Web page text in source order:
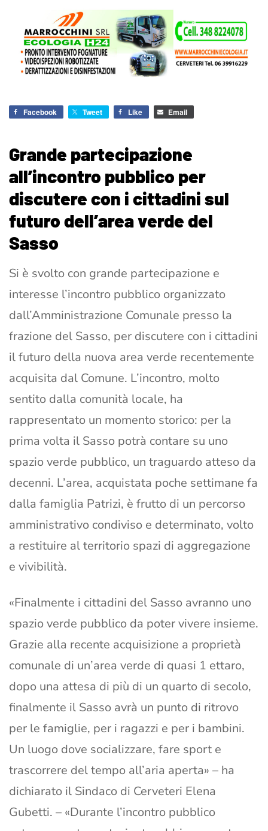
Facebook Tweet Like Email
Grande partecipazione
all’incontro pubblico per
discutere con i cittadini sul
futuro dell’area verde del
Sasso
Si è svolto con grande partecipazione e
interesse l’incontro pubblico organizzato
dall’Amministrazione Comunale presso la
frazione del Sasso, per discutere con i cittadini
il futuro della nuova area verde recentemente
acquisita dal Comune. L’incontro, molto
sentito dalla comunità locale, ha
rappresentato un momento storico: per la
prima volta il Sasso potrà contare su uno
spazio verde pubblico, un traguardo atteso da
decenni. L’area, acquistata poche settimane fa
dalla famiglia Patrizi, è frutto di un percorso
amministrativo condiviso e determinato, volto
a restituire al territorio spazi di aggregazione
e vivibilità.
«Finalmente i cittadini del Sasso avranno uno
spazio verde pubblico da poter vivere insieme.
Grazie alla recente acquisizione a proprietà
comunale di un’area verde di quasi 1 ettaro,
dopo una attesa di più di un quarto di secolo,
finalmente il Sasso avrà un punto di ritrovo
per le famiglie, per i ragazzi e per i bambini.
Un luogo dove socializzare, fare sport e
trascorrere del tempo all’aria aperta» – ha
dichiarato il Sindaco di Cerveteri Elena
Gubetti. – «Durante l’incontro pubblico